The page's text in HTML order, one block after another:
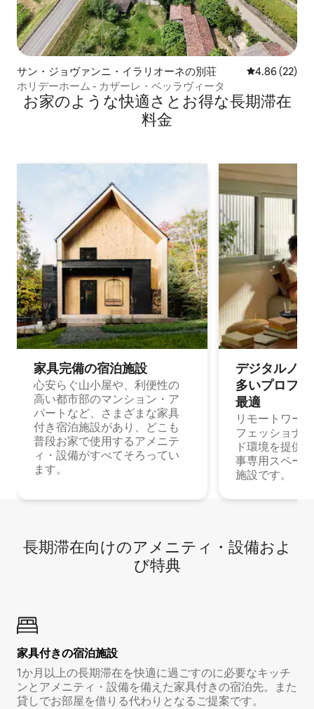
サン・ジョヴァンニ・イラリオーネの別荘 レビュー22
4.86 (22)
ホリデーホーム - カザーレ・ベッラヴィータ
お家のような快⁠適⁠さ⁠とお⁠得⁠な長⁠期⁠滞⁠在
料⁠金
家具完備の宿⁠泊⁠施⁠設
心安らぐ山小屋や、利便性の
高い都市部のマンション・ア
パートなど、さまざまな家具
付き宿泊施設があり、どこも
普段お家で使用するアメニテ
ィ・設備がすべてそろってい
ます。
デジタルノ
多⁠いプ⁠ロ⁠フ⁠
最⁠適
リモートワー
フェッショナ
ド環境を提供
事専用スペー
施設です。
長期滞在向け⁠のア⁠メ⁠ニ⁠テ⁠ィ⁠・設⁠備⁠およ
び特⁠典
家具付き⁠の宿⁠泊⁠施⁠設
1か月以上の長期滞在を快適に過ごすのに必要なキッチ
ンとアメニティ・設備を備えた家具付きの宿泊先。また
貸しでお部屋を借りる代わりとなるご提案です。